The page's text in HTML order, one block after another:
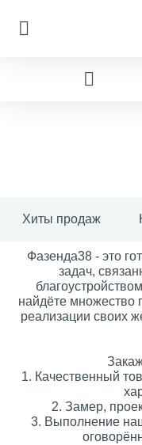
Хиты продаж
Фазенда38 - это
задач,
найдёте множество
реализации своих
1. Качественный
2. Замер,
3. Выполнение